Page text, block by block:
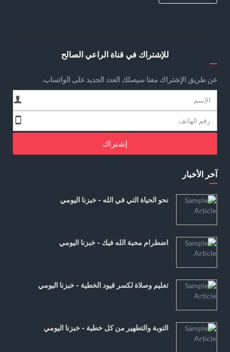
للإشتراك في قناة الراعي الصالح
عن طريق الإشتراك معنا سيصلك العدد الجديد على الواتساب.
إشتراك
آخر الأخبار
نحو الحياة التي في الله - خبزنا اليومي
اضطرام محبة الله فيك - خبزنا اليومي
تعليم وصلاة لكسر قيود الخطية - خبزنا اليومي
التوبة والتطهير من كل خطية - خبزنا اليومي